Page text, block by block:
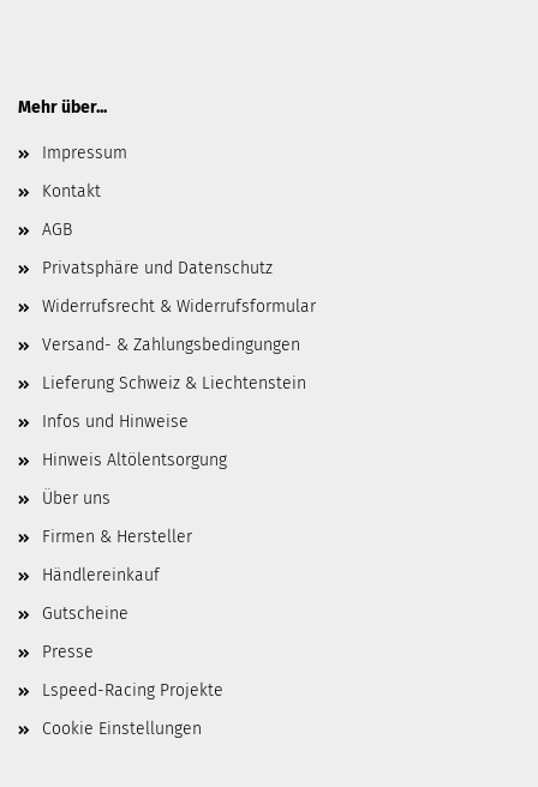
Mehr über...
Impressum
Kontakt
AGB
Privatsphäre und Datenschutz
Widerrufsrecht & Widerrufsformular
Versand- & Zahlungsbedingungen
Lieferung Schweiz & Liechtenstein
Infos und Hinweise
Hinweis Altölentsorgung
Über uns
Firmen & Hersteller
Händlereinkauf
Gutscheine
Presse
Lspeed-Racing Projekte
Cookie Einstellungen